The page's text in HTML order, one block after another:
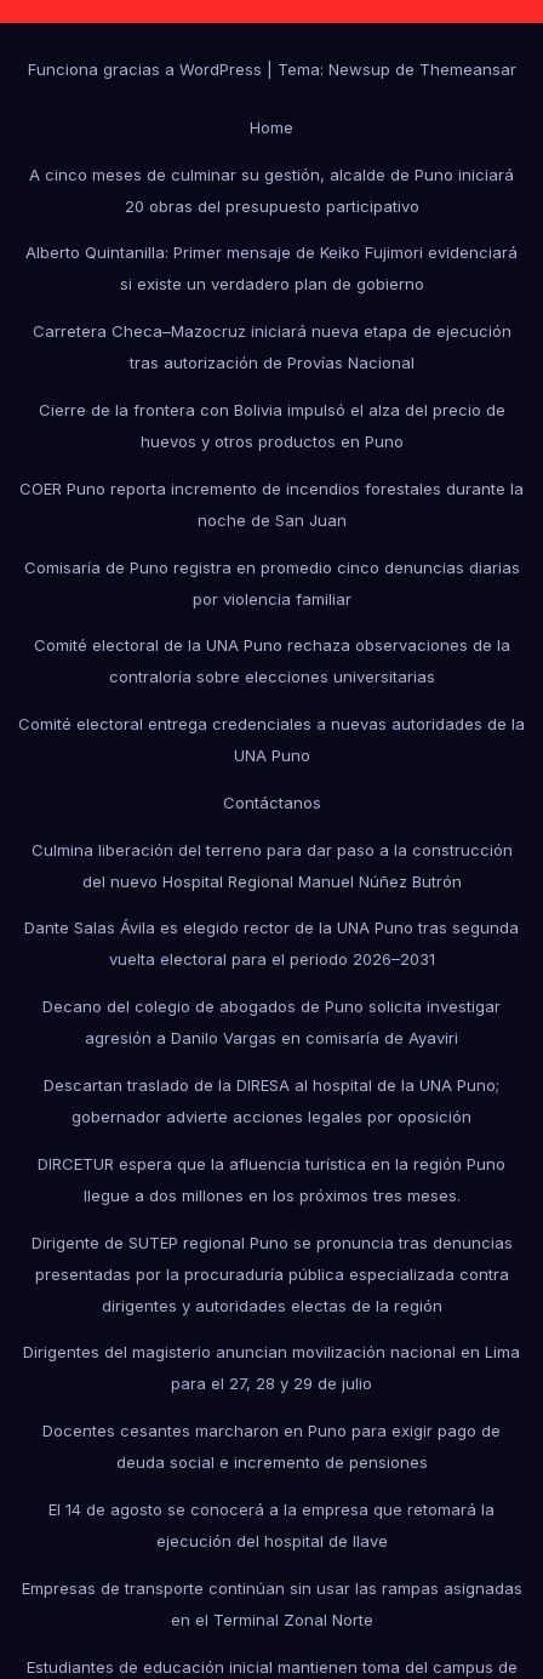
Funciona gracias a WordPress Tema: Newsup de Themeansar
Home
A cinco meses de culminar su gestión, alcalde de Puno iniciará
20 obras del presupuesto participativo
Alberto Quintanilla: Primer mensaje de Keiko Fujimori evidenciará
si existe un verdadero plan de gobierno
Carretera Checa–Mazocruz iniciará nueva etapa de ejecución
tras autorización de Provías Nacional
Cierre de la frontera con Bolivia impulsó el alza del precio de
huevos y otros productos en Puno
COER Puno reporta incremento de incendios forestales durante la
noche de San Juan
Comisaría de Puno registra en promedio cinco denuncias diarias
por violencia familiar
Comité electoral de la UNA Puno rechaza observaciones de la
contraloría sobre elecciones universitarias
Comité electoral entrega credenciales a nuevas autoridades de la
UNA Puno
Contáctanos
Culmina liberación del terreno para dar paso a la construcción
del nuevo Hospital Regional Manuel Núñez Butrón
Dante Salas Ávila es elegido rector de la UNA Puno tras segunda
vuelta electoral para el periodo 2026–2031
Decano del colegio de abogados de Puno solicita investigar
agresión a Danilo Vargas en comisaría de Ayaviri
Descartan traslado de la DIRESA al hospital de la UNA Puno;
gobernador advierte acciones legales por oposición
DIRCETUR espera que la afluencia turística en la región Puno
llegue a dos millones en los próximos tres meses.
Dirigente de SUTEP regional Puno se pronuncia tras denuncias
presentadas por la procuraduría pública especializada contra
dirigentes y autoridades electas de la región
Dirigentes del magisterio anuncian movilización nacional en Lima
para el 27, 28 y 29 de julio
Docentes cesantes marcharon en Puno para exigir pago de
deuda social e incremento de pensiones
El 14 de agosto se conocerá a la empresa que retomará la
ejecución del hospital de Ilave
Empresas de transporte continúan sin usar las rampas asignadas
en el Terminal Zonal Norte
Estudiantes de educación inicial mantienen toma del campus de